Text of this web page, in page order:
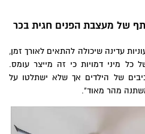
של מעצבת הפנים חגית בכר
עדינה שיכולה להתאים לאורך זמן,
מיני דמויות כי זה מייצר עומס.
של הילדים אך שלא ישתלטו על
מהר מאוד".